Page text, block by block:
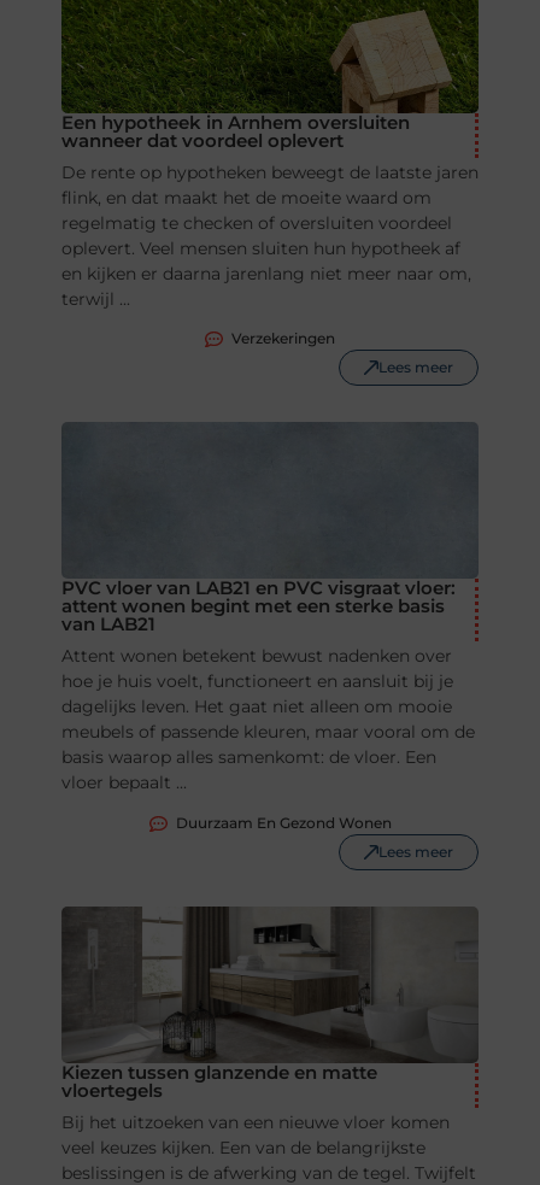
Een hypotheek in Arnhem oversluiten
wanneer dat voordeel oplevert
De rente op hypotheken beweegt de laatste jaren
flink, en dat maakt het de moeite waard om
regelmatig te checken of oversluiten voordeel
oplevert. Veel mensen sluiten hun hypotheek af
en kijken er daarna jarenlang niet meer naar om,
terwijl ...
Verzekeringen
Lees meer
PVC vloer van LAB21 en PVC visgraat vloer:
attent wonen begint met een sterke basis
van LAB21
Attent wonen betekent bewust nadenken over
hoe je huis voelt, functioneert en aansluit bij je
dagelijks leven. Het gaat niet alleen om mooie
meubels of passende kleuren, maar vooral om de
basis waarop alles samenkomt: de vloer. Een
vloer bepaalt ...
Duurzaam En Gezond Wonen
Lees meer
Kiezen tussen glanzende en matte
vloertegels
Bij het uitzoeken van een nieuwe vloer komen
veel keuzes kijken. Een van de belangrijkste
beslissingen is de afwerking van de tegel. Twijfelt